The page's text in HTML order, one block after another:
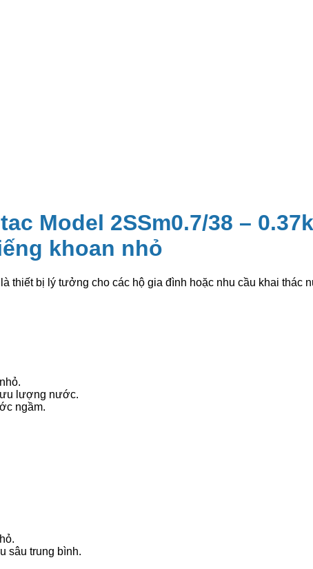
Model 2SSm0.7/38 –
khoan nhỏ
thiết bị lý tưởng cho các hộ gia đình hoặc nhu cầu khai thác
lượng nước.
ngầm.
sâu trung bình.